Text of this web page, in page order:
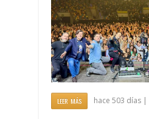
LEER MÁS hace 503 días |